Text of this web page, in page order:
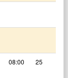
08:00 25